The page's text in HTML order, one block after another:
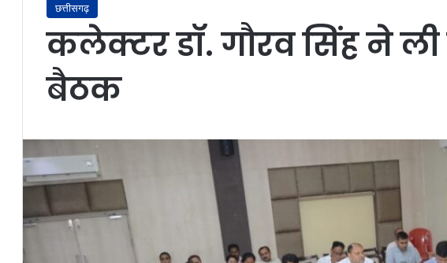
छत्तीसगढ़
कलेक्टर डॉ. गौरव सिंह ने
बैठक